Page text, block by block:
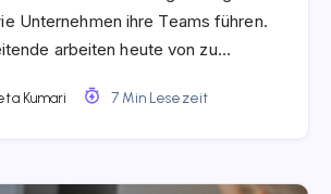
Unternehmen ihre Teams führen.
arbeiten heute von zu…
Kumari 7 Min Lesezeit